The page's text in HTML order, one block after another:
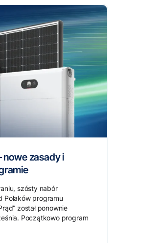
nowe zasady i
szósty nabór
Polaków programu
został ponownie
Początkowo program